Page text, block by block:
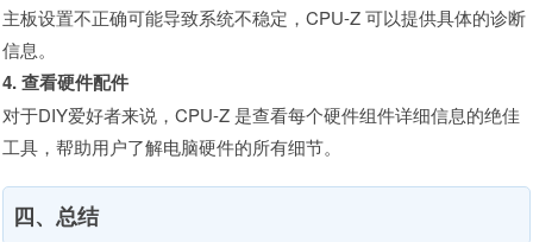
主板设置不正确可能导致系统不稳定，CPU-Z 可以提供具体的诊断
信息。
4. 查看硬件配件
对于DIY爱好者来说，CPU-Z 是查看每个硬件组件详细信息的绝佳
工具，帮助用户了解电脑硬件的所有细节。
四、总结